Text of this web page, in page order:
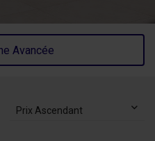
Avancée
Prix Ascendant